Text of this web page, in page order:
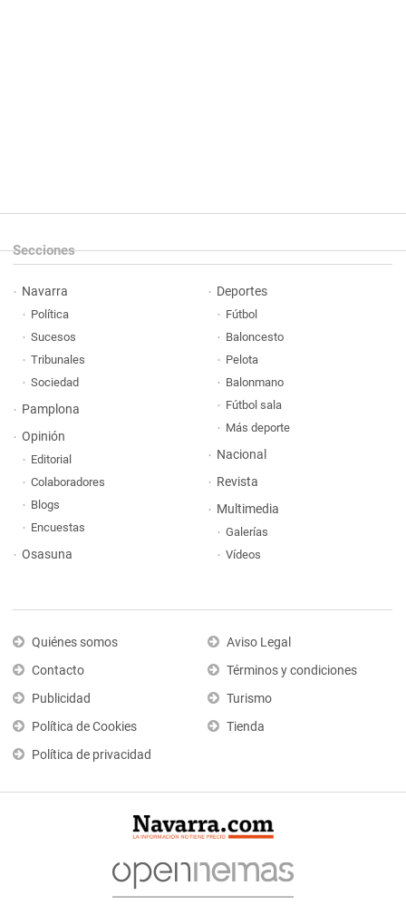
Secciones
Navarra
Política
Sucesos
Tribunales
Sociedad
Pamplona
Opinión
Editorial
Colaboradores
Blogs
Encuestas
Osasuna
Deportes
Fútbol
Baloncesto
Pelota
Balonmano
Fútbol sala
Más deporte
Nacional
Revista
Multimedia
Galerías
Vídeos
Quiénes somos
Contacto
Publicidad
Política de Cookies
Política de privacidad
Aviso Legal
Términos y condiciones
Turismo
Tienda